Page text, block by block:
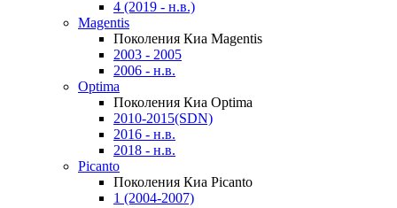
4 (2019 - н.в.)
Magentis
Поколения Киа Magentis
2003 - 2005
2006 - н.в.
Optima
Поколения Киа Optima
2010-2015(SDN)
2016 - н.в.
2018 - н.в.
Picanto
Поколения Киа Picanto
1 (2004-2007)